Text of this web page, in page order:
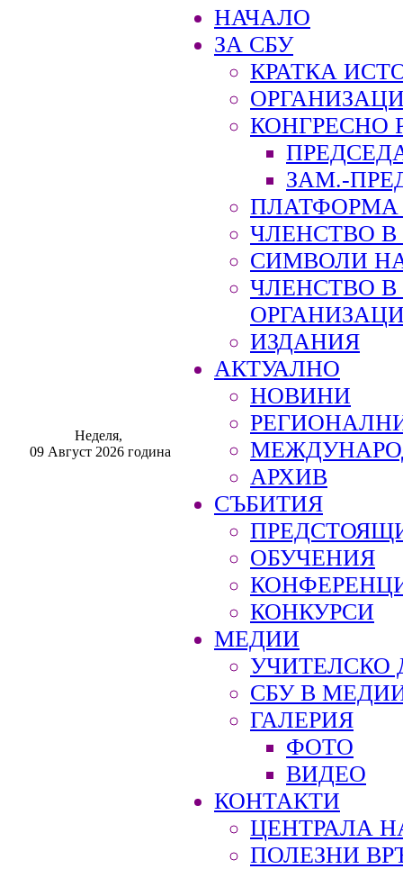
Неделя,
09 Август 2026 година
НАЧАЛО
ЗА СБУ
КРАТКА
КОНГРЕСНО
ЗАМ.-
ПЛАТФОРМА
ЧЛЕНСТВО В
СИМВОЛИ
ЧЛЕНСТВО
ИЗДАНИЯ
АКТУАЛНО
НОВИНИ
АРХИВ
СЪБИТИЯ
ОБУЧЕНИЯ
КОНКУРСИ
МЕДИИ
УЧИТЕЛСКО
СБУ В
ГАЛЕРИЯ
ФОТО
ВИДЕО
КОНТАКТИ
ЦЕНТРАЛА
ПОЛЕЗНИ